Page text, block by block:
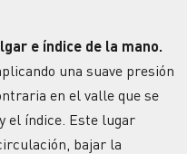
e índice de la mano.
una suave presión
en el valle que se
el índice. Este lugar
bajar la